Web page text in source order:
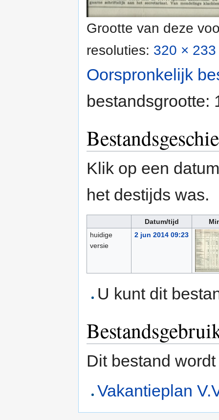
Grootte van deze
resoluties: 320 ×
Oorspronkelijk
bestandsgrootte:
Klik op een
het destijds was.
Datum/tijd
huidige
versie
2 jun 2014 09:23
U kunt dit
Dit bestand
Vakantieplan